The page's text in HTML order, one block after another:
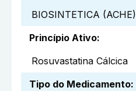
BIOSINTETICA (ACHE)
Princípio Ativo:
Rosuvastatina Cálcica
Tipo do Medicamento: